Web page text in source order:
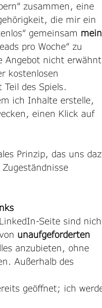
zusammen, eine
die mir ein
gemeinsam
pro Woche“ zu
Angebot nicht
kostenlosen
des Spiels.
ich Inhalte erstelle,
einen Klick auf
Prinzip, das uns
Seite sind
unaufgeforderten
anzubieten, ohne
Außerhalb des
geöffnet; ich